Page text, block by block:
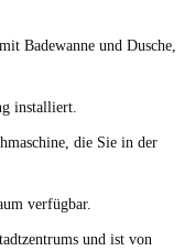
Badewanne und Dusche,
installiert.
die Sie in der
verfügbar.
und ist von